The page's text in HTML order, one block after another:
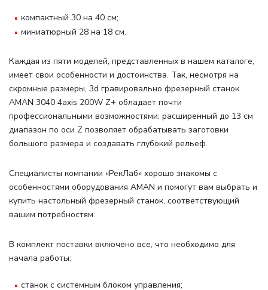
компактный 30 на 40 см;
миниатюрный 28 на 18 см.
Каждая из пяти моделей, представленных в нашем каталоге,
имеет свои особенности и достоинства. Так, несмотря на
скромные размеры, 3d гравировально фрезерный станок
AMAN 3040 4axis 200W Z+ обладает почти
профессиональными возможностями: расширенный до 13 см
диапазон по оси Z позволяет обрабатывать заготовки
большого размера и создавать глубокий рельеф.
Специалисты компании «РекЛаб» хорошо знакомы с
особенностями оборудования AMAN и помогут вам выбрать и
купить настольный фрезерный станок, соответствующий
вашим потребностям.
В комплект поставки включено все, что необходимо для
начала работы:
станок с системным блоком управления;